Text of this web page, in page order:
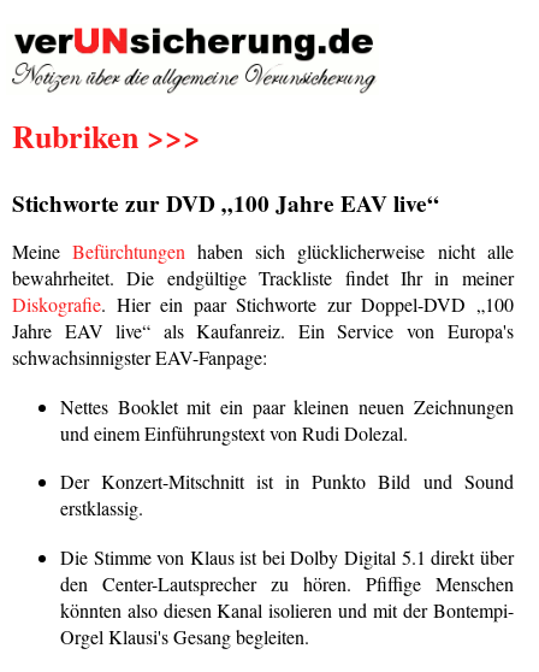
Rubriken >>>
Stichworte zur DVD „100 Jahre EAV live“
MeineBefürchtungen haben sich glücklicherweise nicht alle
bewahrheitet. Die endgültige Trackliste findet Ihr in meiner
Diskografie. Hier ein paar Stichworte zur Doppel-DVD „100
Jahre EAV live“ als Kaufanreiz. Ein Service von Europa's
schwachsinnigster EAV-Fanpage:
Nettes Booklet mit ein paar kleinen neuen Zeichnungen
und einem Einführungstext von Rudi Dolezal.
Der Konzert-Mitschnitt ist in Punkto Bild und Sound
erstklassig.
Die Stimme von Klaus ist bei Dolby Digital 5.1 direkt über
den Center-Lautsprecher zu hören. Pfiffige Menschen
könnten also diesen Kanal isolieren und mit der Bontempi-
Orgel Klausi's Gesang begleiten.